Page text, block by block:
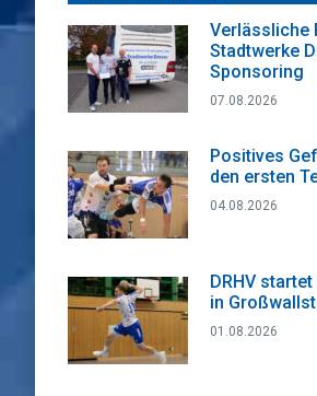
Verlässliche
Stadtwerke
Sponsoring
07.08.2026
Positives
den ersten
04.08.2026
DRHV
in
01.08.2026